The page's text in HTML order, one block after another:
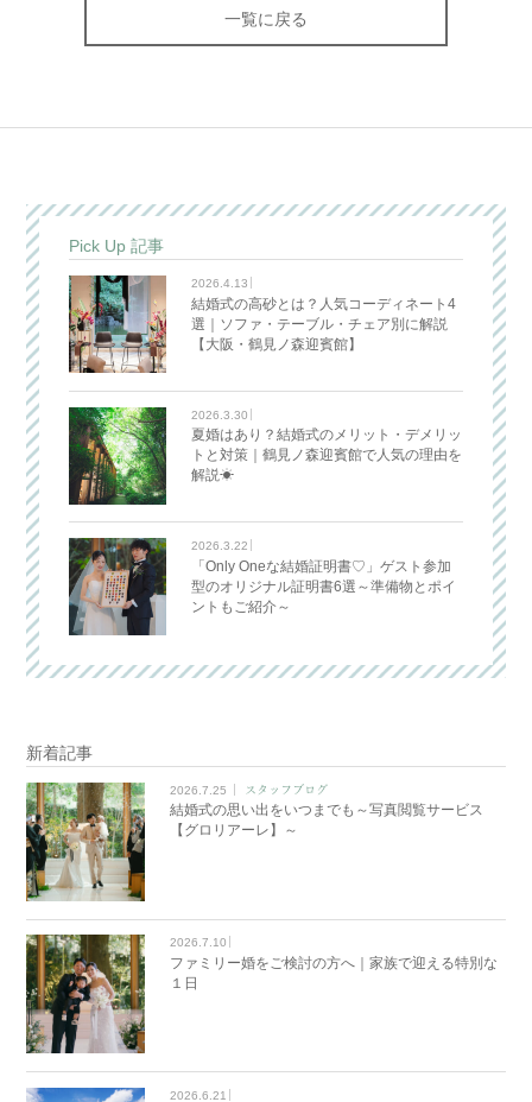
一覧に戻る
Pick Up 記事
2026.4.13
結婚式の高砂とは？人気コーディネート4
選｜ソファ・テーブル・チェア別に解説
【大阪・鶴見ノ森迎賓館】
2026.3.30
夏婚はあり？結婚式のメリット・デメリッ
トと対策｜鶴見ノ森迎賓館で人気の理由を
解説☀
2026.3.22
「Only Oneな結婚証明書♡」ゲスト参加
型のオリジナル証明書6選～準備物とポイ
ントもご紹介～
新着記事
2026.7.25 スタッフブログ
結婚式の思い出をいつまでも～写真閲覧サービス
【グロリアーレ】～
2026.7.10
ファミリー婚をご検討の方へ｜家族で迎える特別な
１日
2026.6.21